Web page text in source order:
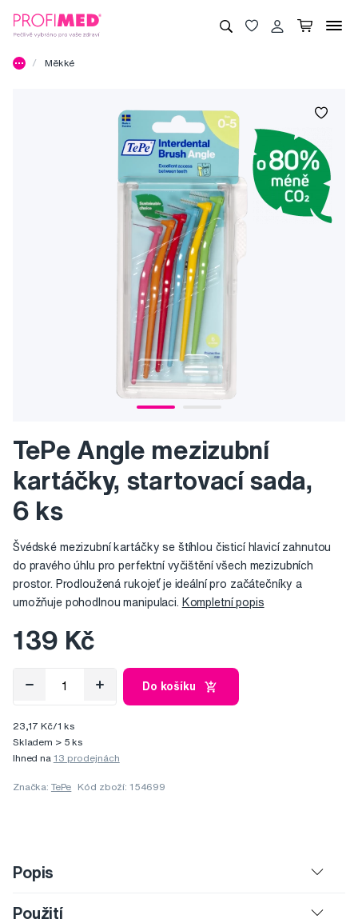
Měkké
TePe Angle mezizubní
kartáčky, startovací sada,
6 ks
Švédské mezizubní kartáčky se štíhlou čisticí hlavicí zahnutou
do pravého úhlu pro perfektní vyčištění všech mezizubních
prostor. Prodloužená rukojeť je ideální pro začátečníky a
umožňuje pohodlnou manipulaci. Kompletní popis
139 Kč
Do košíku
23,17 Kč/1 ks
Skladem > 5 ks
Ihned na 13 prodejnách
Značka: TePe Kód zboží: 154699
Popis
Použití